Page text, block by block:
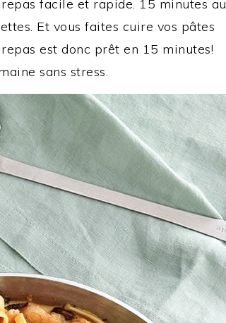
facile et rapide. 15 minutes au
Et vous faites cuire vos pâtes
est donc prêt en 15 minutes!
sans stress.